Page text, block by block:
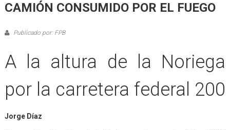
CAMIÓN CONSUMIDO POR EL FUEGO
Publicado por: FPB
A la altura de la Noriega
por la carretera federal 200
Jorge Díaz